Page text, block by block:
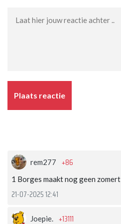
Plaats reactie
rem277 +86
1 Borges maakt nog geen zomert
21-07-2025 12:41
Joepie. +13111